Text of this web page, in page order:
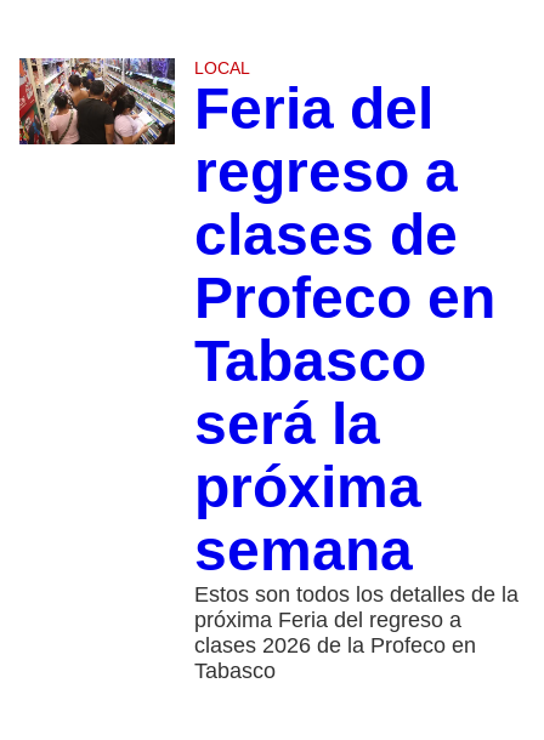
LOCAL
Feria del
regreso a
clases de
Profeco en
Tabasco
será la
próxima
semana
Estos son todos los detalles de la
próxima Feria del regreso a
clases 2026 de la Profeco en
Tabasco